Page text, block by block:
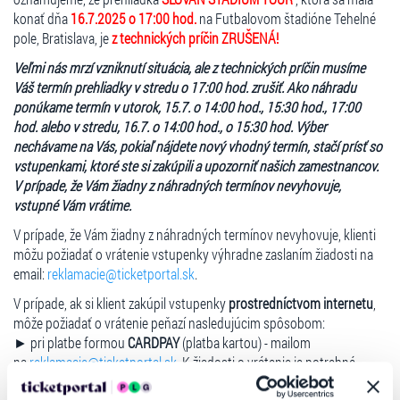
termínu prehliadky pred recepciou štadióna Tehelné pole, viď mapka
(vstup VIP). Príchod po začatí prehliadky je považovaný za neúčasť na
náhrada termínu, či vrátenie peňazí.
konať dňa16.7.2025 o 17:00 hod.na Futbalovom štadióne Tehelné
pole, Bratislava, jez technických príčin ZRUŠENÁ!
Veľmi nás mrzí vzniknutí situácia, ale z technických príčin musíme
Váš termín prehliadky v stredu o 17:00 hod. zrušiť. Ako náhradu
ponúkame termín v utorok, 15.7. o 14:00 hod., 15:30 hod., 17:00
hod. alebo v stredu, 16.7. o 14:00 hod., o 15:30 hod. Výber
nechávame na Vás, pokiaľ nájdete nový vhodný termín, stačí prísť so
vstupenkami, ktoré ste si zakúpili a upozorniť našich zamestnancov.
V prípade, že Vám žiadny z náhradných termínov nevyhovuje,
vstupné Vám vrátime.
V prípade, že Vám žiadny z náhradných termínov nevyhovuje, klienti
môžu požiadať o vrátenie vstupenky výhradne zaslaním žiadosti na
email: reklamacie@ticketportal.sk.
V prípade, ak si klient zakúpil vstupenkyprostredníctvom internetu
môže požiadať o vrátenie peňazí nasledujúcim spôsobom:
► pri platbe formouCARDPAY(platba kartou) - mailom
na reklamacie@ticketportal.sk K žiadosti o vrátenie je potrebné
doložiť vstupenky, najlepšie vo formáte PDF a číslo účtu klienta IBAN.